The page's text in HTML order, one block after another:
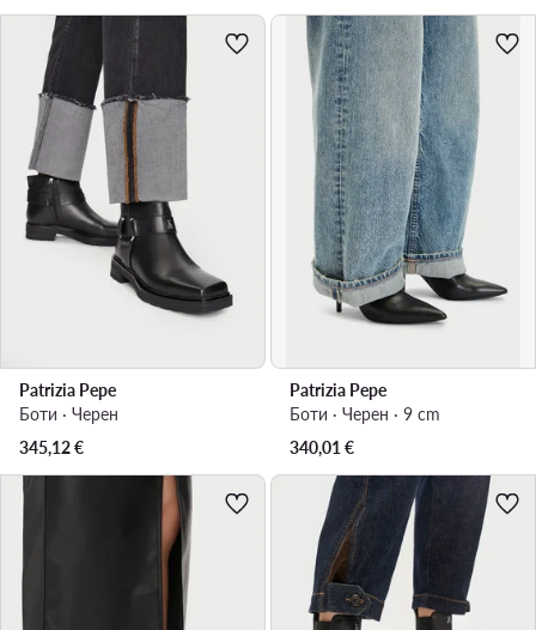
Patrizia Pepe
Боти · Черен
345,12€
Patrizia Pepe
Боти · Черен · 9 cm
340,01 €